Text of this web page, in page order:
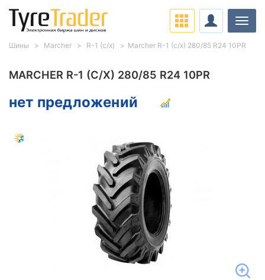
MARCHER R-1 (С/Х) 280/85 R24 10PR
нет предложений
Шины Marcher R-1 (с/х) Marcher R-1 (с/х) 280/85 R24 10PR